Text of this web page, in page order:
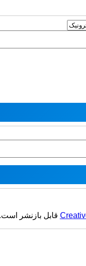
قابل بازنشر است.